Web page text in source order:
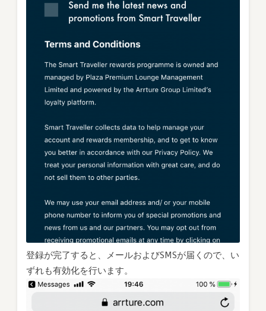
登録が完了すると、メールおよびSMSが届くので、い
ずれも有効化を行います。